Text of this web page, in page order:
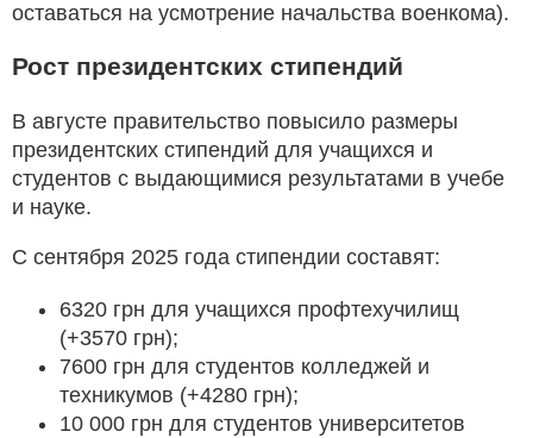
оставаться на усмотрение начальства военкома).
Рост президентских стипендий
В августе правительство повысило размеры
президентских стипендий для учащихся и
студентов с выдающимися результатами в учебе
и науке.
С сентября 2025 года стипендии составят:
6320 грн для учащихся профтехучилищ
(+3570 грн);
7600 грн для студентов колледжей и
техникумов (+4280 грн);
10 000 грн для студентов университетов